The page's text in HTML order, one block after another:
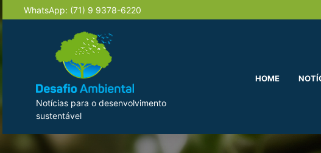
WhatsApp: (71) 9 9378-6220
Notícias para o desenvolvimento
sustentável
HOME